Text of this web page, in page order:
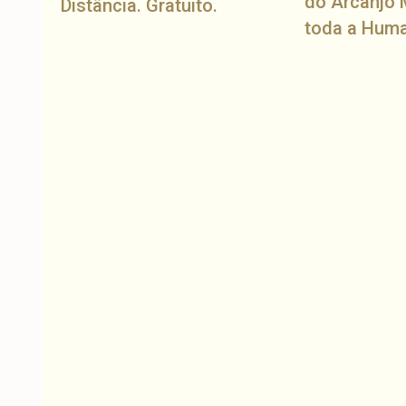
Distância. Gratuito.
toda a